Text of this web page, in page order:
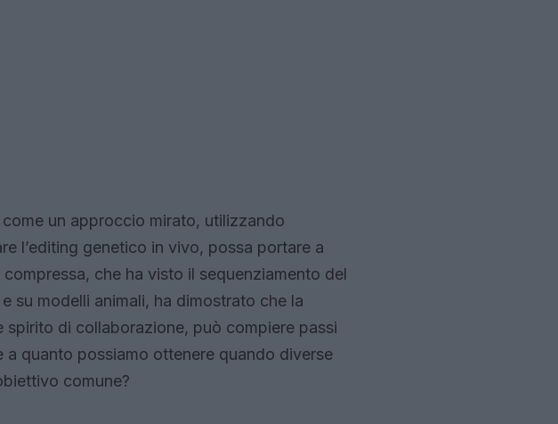
un approccio mirato, utilizzando
l’editing genetico in vivo, possa portare a
che ha visto il sequenziamento del
su modelli animali, ha dimostrato che la
di collaborazione, può compiere passi
quanto possiamo ottenere quando diverse
comune?